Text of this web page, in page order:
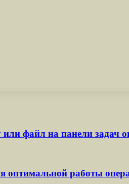
файл на панели задач
оптимальной работы